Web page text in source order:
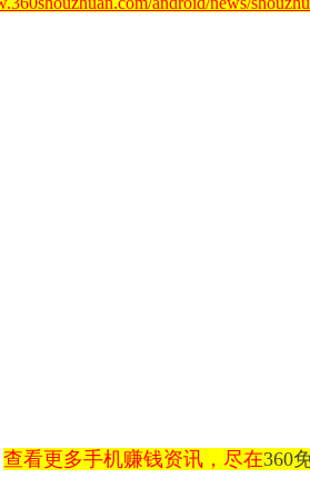
查看更多手机赚钱资讯，尽在360